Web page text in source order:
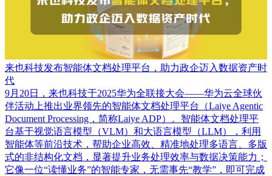
来也科技发布智能体文档处理平台，助力政企迈入数据资产时
代
9月20日，来也科技于2025华为全联接大会——华为云全球伙
伴活动上推出业界领先的智能体文档处理平台（Laiye Agentic
Document Processing，简称Laiye ADP）。智能体文档处理平
台基于视觉语言模型（VLM）和大语言模型（LLM），利用
智能体等前沿技术，帮助企业高效、精准地处理多语言、多版
式的非结构化文档，显著提升业务处理效率与数据决策能力；
它像一位“读懂业务”的智能专家，无需事先“教学”，即可完成